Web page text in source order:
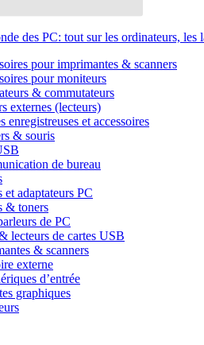
des PC: tout sur les ordinateurs, les
pour imprimantes & scanners
pour moniteurs
& commutateurs
externes (lecteurs)
enregistreuses et accessoires
& souris
de bureau
et adaptateurs PC
& toners
de PC
lecteurs de cartes USB
& scanners
externe
d’entrée
graphiques